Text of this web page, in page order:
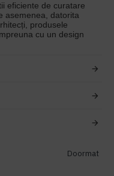
eficiente de curatare
asemenea, datorita
produsele
cu un design
Doormat